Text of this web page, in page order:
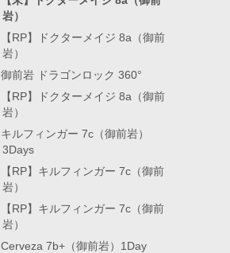
岩）
【RP】ドクターメイジ 8a（御前
岩）
御前岩 ドラゴンロック 360°
【RP】ドクターメイジ 8a（御前
岩）
キルフィンガー 7c（御前岩）
3Days
【RP】キルフィンガー 7c（御前
岩）
【RP】キルフィンガー 7c（御前
岩）
Cerveza 7b+（御前岩）1Day